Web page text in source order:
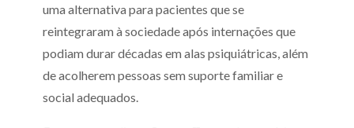
uma alternativa para pacientes que se
reintegraram à sociedade após internações que
podiam durar décadas em alas psiquiátricas, além
de acolherem pessoas sem suporte familiar e
social adequados.